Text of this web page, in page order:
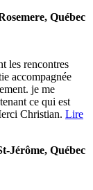
Québec
les rencontres
accompagnée
je me
ce qui est
Christian. Lire
Jérôme, Québec